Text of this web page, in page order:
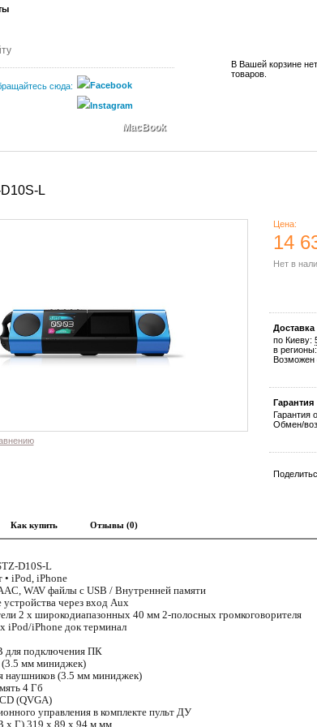
L
Цена:
14
Нет в
Доставка
по Киеву:
в
Возможен
Гарантия
Гарантия
Обмен/
Как купить Отзывы (0)
D10S-L
• iPod, iPhone
WAV файлы с USB / Внутренней памяти
через вход Aux
2 x широкодиапазонных 40 мм 2-полосных громкоговорителя
iPod/iPhone док терминал
для подключения ПК
(3.5 мм миниджек)
наушников (3.5 мм миниджек)
4 Гб
(QVGA)
управления в комплекте пульт ДУ
х Г) 319 x 89 x 94 м мм
сюда:
В Вашей корзине нет
товаров.
MacBook